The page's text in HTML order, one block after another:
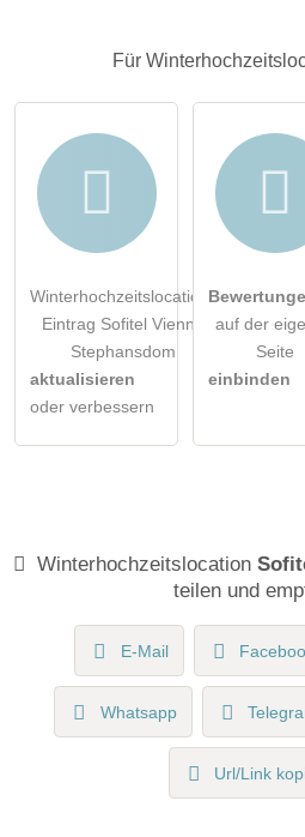
Winterhochzeitslocation-Eintrag zu
Für
Winterhochzeitslocation-
Eintrag Sofitel Vienna
Stephansdom
aktualisieren
oder verbessern
auf der
Seite
einbinden
Winterhochzeitslocation
teilen und
E-Mail
Whatsapp
Url/Link